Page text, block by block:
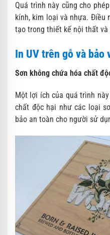
Quá trình này cũng cho
kính, kim loại và nhựa. Điều
tạo trong thiết kế nội thất và
In UV trên gỗ và bảo
Sơn không chứa hóa chất
Một lợi ích của quá trình
chất độc hại như các loại
bảo an toàn cho người sử